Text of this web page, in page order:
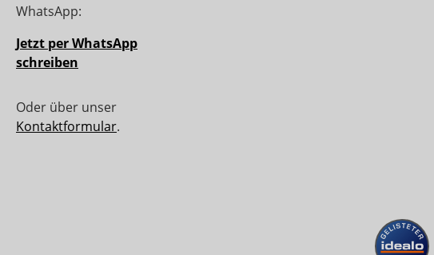
WhatsApp:
Jetzt per WhatsApp
schreiben
Oder über unser
Kontaktformular.